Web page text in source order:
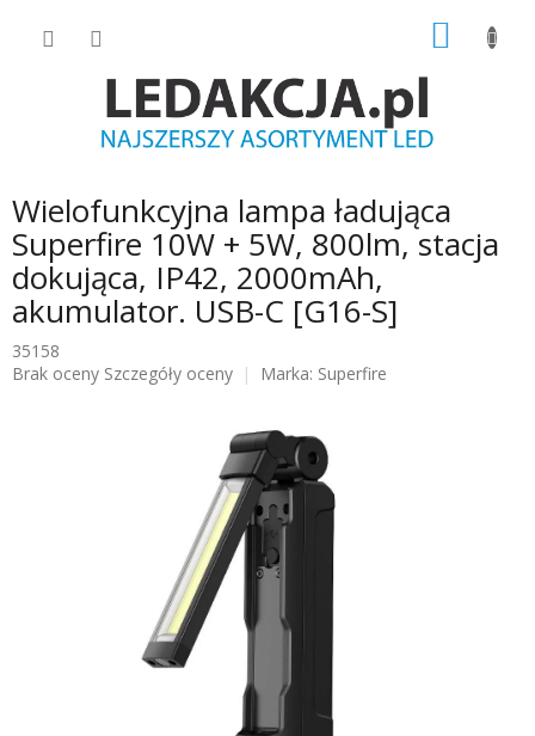
Wielofunkcyjna lampa ładująca
Superfire 10W + 5W, 800lm, stacja
dokująca, IP42, 2000mAh,
akumulator. USB-C [G16-S]
35158
Średnia
Brak oceny Szczegóły oceny Marka: Superfire